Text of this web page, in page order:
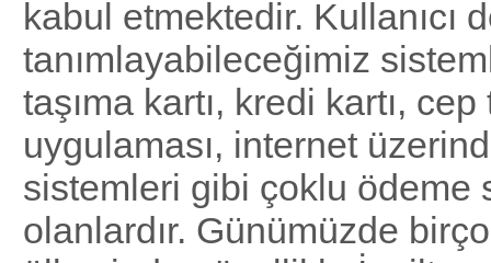
kabul etmektedir. Kullanıcı
tanımlayabileceğimiz
taşıma kartı, kredi kartı,
uygulaması, internet
sistemleri gibi çoklu ödeme
olanlardır. Günümüzde